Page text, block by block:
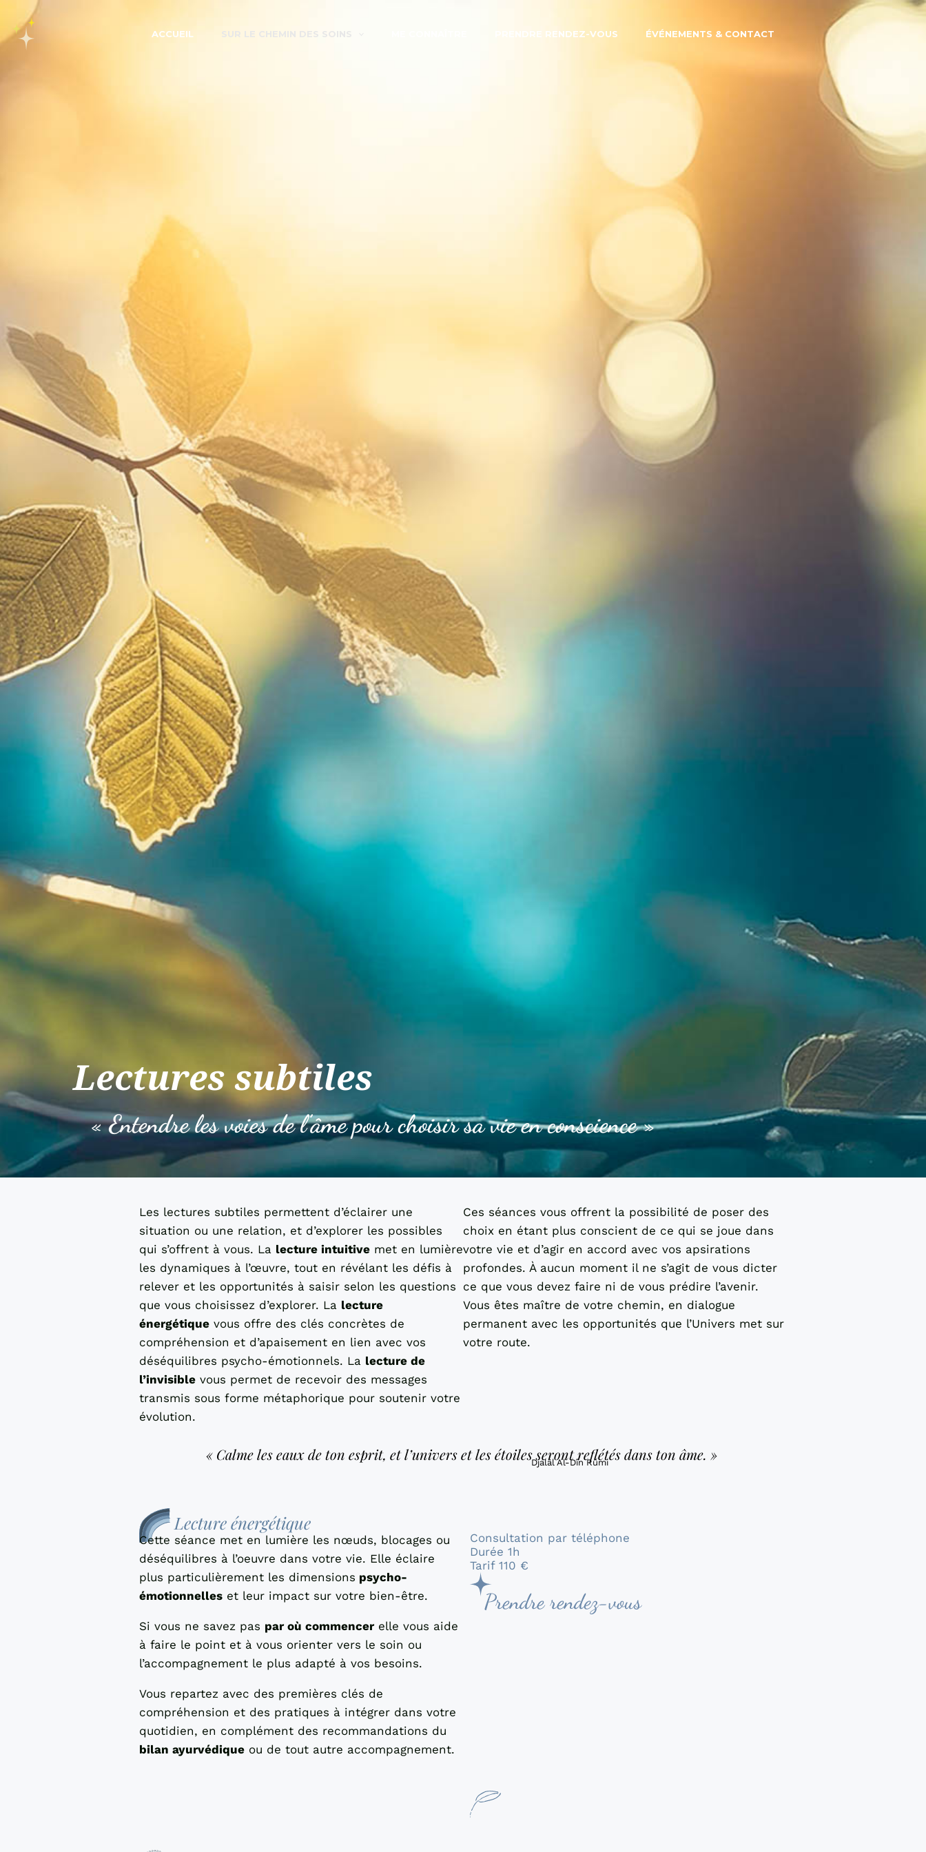
contenu
ACCUEIL PRENDRE RENDEZ-VOUS ÉVÉNEMENTS & CONTACT
Lectures subtiles
« Entendre les voies de l’âme pour choisir sa vie en conscience »
Les lectures subtiles permettent d’éclairer une
situation ou une relation, et d’explorer les possibles
qui s’offrent à vous. La lecture intuitive met en lumière
les dynamiques à l’œuvre, tout en révélant les défis à
relever et les opportunités à saisir selon les questions
que vous choisissez d’explorer. La lecture
énergétique vous offre des clés concrètes de
compréhension et d’apaisement en lien avec vos
déséquilibres psycho-émotionnels. La lecture de
l’invisible vous permet de recevoir des messages
transmis sous forme métaphorique pour soutenir votre
évolution.
Ces séances vous offrent la possibilité de poser des
choix en étant plus conscient de ce qui se joue dans
votre vie et d’agir en accord avec vos apsirations
profondes. À aucun moment il ne s’agit de vous dicter
ce que vous devez faire ni de vous prédire l’avenir.
Vous êtes maître de votre chemin, en dialogue
permanent avec les opportunités que l’Univers met sur
votre route.
« Calme les eaux de ton esprit, et l’univers et les étoiles seront reflétés dans ton âme. »
Djalâl Al-Dîn Rûmi
Lecture énergétique
Cette séance met en lumière les nœuds, blocages ou
déséquilibres à l’oeuvre dans votre vie. Elle éclaire
plus particulièrement les dimensions psycho-
émotionnelles et leur impact sur votre bien-être.
Si vous ne savez pas par où commencer elle vous aide
à faire le point et à vous orienter vers le soin ou
l’accompagnement le plus adapté à vos besoins.
Vous repartez avec des premières clés de
compréhension et des pratiques à intégrer dans votre
quotidien, en complément des recommandations du
bilan ayurvédique ou de tout autre accompagnement.
Consultation par téléphone
Durée 1h
Tarif 110 €